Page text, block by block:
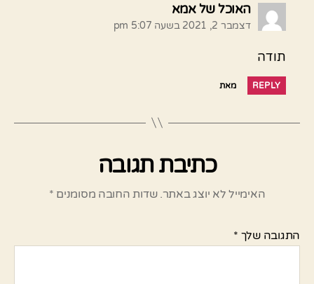
האוכל של אמא
דצמבר 2, 2021 בשעה 5:07 pm
תודה
REPLY מאת
כתיבת תגובה
האימייל לא יוצג באתר. שדות החובה מסומנים *
התגובה שלך *